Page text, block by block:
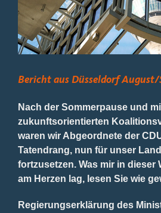
Bericht aus Düsseldorf
Nach der Sommerpause und
zukunftsorientierten
waren wir Abgeordnete der
Tatendrang, nun für unser
fortzusetzen. Was mir in dieser
am Herzen lag, lesen Sie wie
Regierungserklärung des